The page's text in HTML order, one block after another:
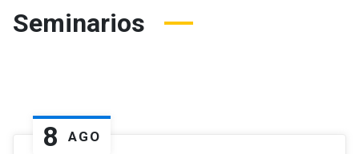
Seminarios
8 AGO